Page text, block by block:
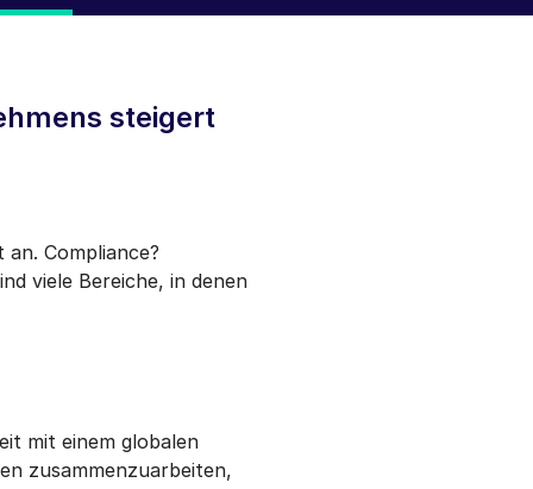
steigert
Compliance?
viele Bereiche, in denen
mit einem globalen
zusammenzuarbeiten,